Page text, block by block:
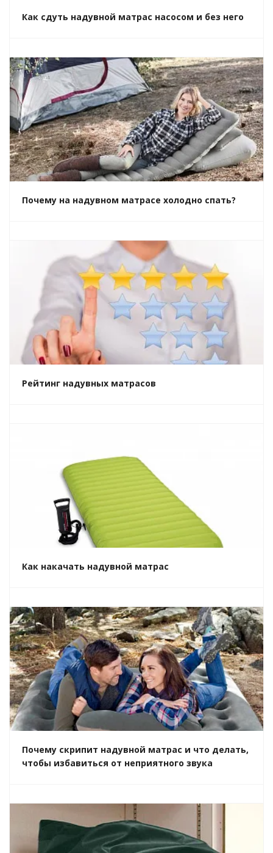
Как сдуть надувной матрас насосом и без него
Почему на надувном матрасе холодно спать?
Рейтинг надувных матрасов
Как накачать надувной матрас
Почему скрипит надувной матрас и что делать,
чтобы избавиться от неприятного звука